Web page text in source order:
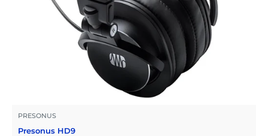
PRESONUS
Presonus HD9